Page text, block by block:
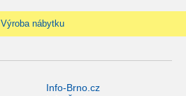
Výroba nábytku
Info-Brno.cz